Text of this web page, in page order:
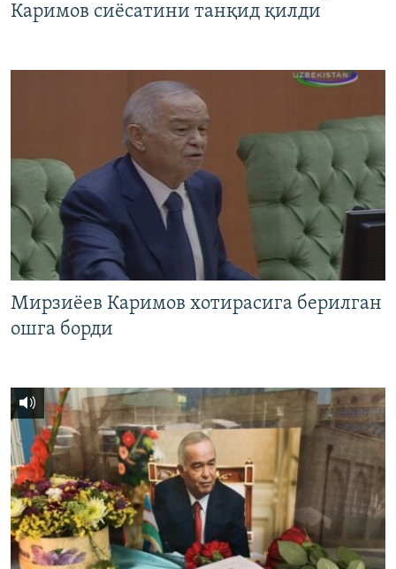
Каримов сиёсатини танқид қилди
Мирзиёев Каримов хотирасига берилган
ошга борди